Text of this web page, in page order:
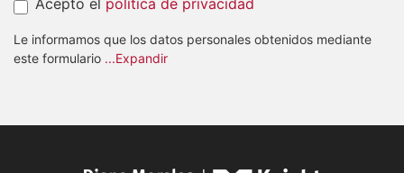
Acepto el política de privacidad
Le informamos que los datos personales obtenidos mediante
este formulario ...Expandir